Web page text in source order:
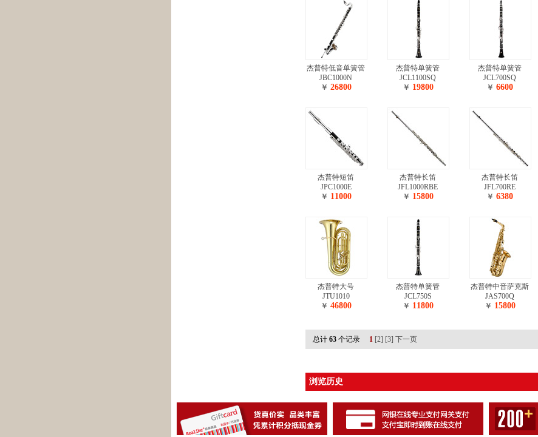
杰普特低音单簧管
JBC1000N
￥ 26800
杰普特单簧管
JCL1100SQ
￥ 19800
杰普特单簧管
JCL700SQ
￥ 6600
杰普特短笛
JPC1000E
￥ 11000
杰普特长笛
JFL1000RBE
￥ 15800
杰普特长笛
JFL700RE
￥ 6380
杰普特大号
JTU1010
￥ 46800
杰普特单簧管
JCL750S
￥ 11800
杰普特中音萨克斯
JAS700Q
￥ 15800
总计 63 个记录 1 [2] [3] 下一页
浏览历史